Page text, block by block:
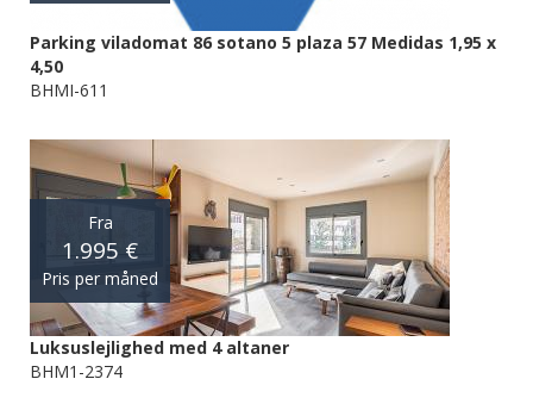
Parking viladomat 86 sotano 5 plaza 57 Medidas 1,95 x
4,50
BHMI-611
Fra
1.995 €
Pris per måned
Luksuslejlighed med 4 altaner
BHM1-2374